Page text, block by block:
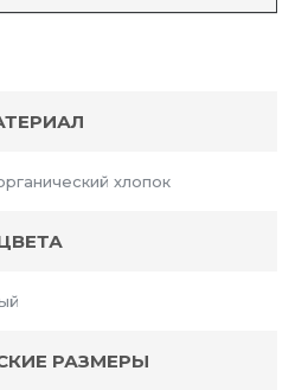
хлопок
РАЗМЕРЫ